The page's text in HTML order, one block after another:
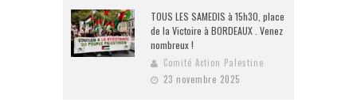
TOUS LES SAMEDIS à 15h30, place
de la Victoire à BORDEAUX . Venez
nombreux !
Comité Action Palestine
23 novembre 2025